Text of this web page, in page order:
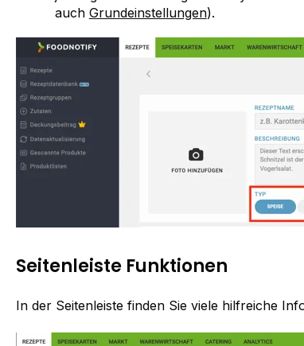
auch Grundeinstellungen).
Seitenleiste Funktionen
In der Seitenleiste finden Sie viele hilfreiche